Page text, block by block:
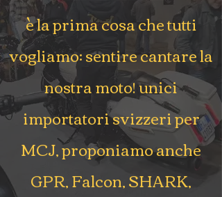
è la prima cosa che tutti
vogliamo: sentire cantare la
nostra moto! unici
importatori svizzeri per
MCJ, proponiamo anche
GPR, Falcon, SHARK,